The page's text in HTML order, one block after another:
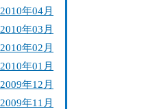
2010年04月
2010年03月
2010年02月
2010年01月
2009年12月
2009年11月